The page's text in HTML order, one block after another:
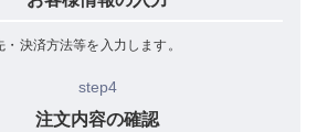
決済方法等を入力します。
step4
注文内容の確認